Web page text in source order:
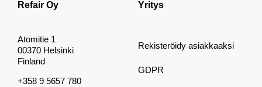
Refair Oy
Atomitie 1
00370 Helsinki
Finland
+358 9 5657 780
Yritys
Rekisteröidy asiakkaaksi
GDPR